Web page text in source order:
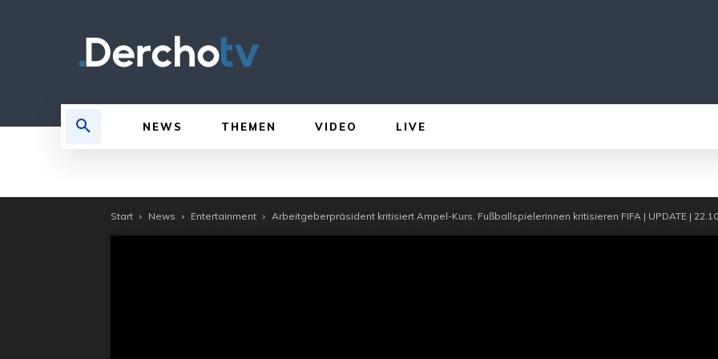
NEWS THEMEN VIDEO LIVE
Start News Entertainment Arbeitgeberpräsident kritisiert Ampel-Kurs, Fußballspielerinnen kritisieren FIFA | UPDATE |